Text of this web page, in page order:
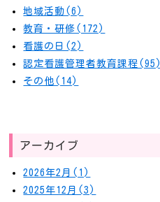
地域活動(6)
教育・研修(172)
看護の日(2)
認定看護管理者教育課程(95)
その他(14)
アーカイブ
2026年2月(1)
2025年12月(3)